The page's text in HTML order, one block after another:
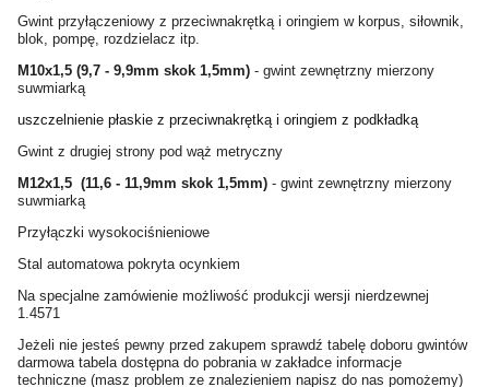
Gwint przyłączeniowy z przeciwnakrętką i oringiem w korpus, siłownik,
blok, pompę, rozdzielacz itp.
M10x1,5 (9,7 - 9,9mm skok 1,5mm) - gwint zewnętrzny mierzony
suwmiarką
uszczelnienie płaskie z przeciwnakrętką i oringiem z podkładką
Gwint z drugiej strony pod wąż metryczny
M12x1,5 (11,6 - 11,9mm skok 1,5mm) - gwint zewnętrzny mierzony
suwmiarką
Przyłączki wysokociśnieniowe
Stal automatowa pokryta ocynkiem
Na specjalne zamówienie możliwość produkcji wersji nierdzewnej
1.4571
Jeżeli nie jesteś pewny przed zakupem sprawdź tabelę doboru gwintów
darmowa tabela dostępna do pobrania w zakładce informacje
techniczne (masz problem ze znalezieniem napisz do nas pomożemy)